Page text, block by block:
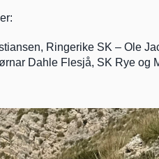
er:
Ringerike SK – Ole
Dahle Flesjå, SK Rye og